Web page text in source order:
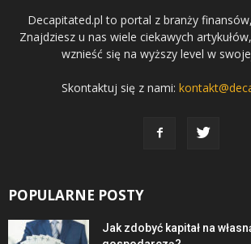
Decapitated.pl to portal z branży
Znajdziesz u nas wiele ciekawych
wznieść się na wyższy level w
Skontaktuj się z nami:
POPULARNE POSTY
Jak zdobyć kapitał na